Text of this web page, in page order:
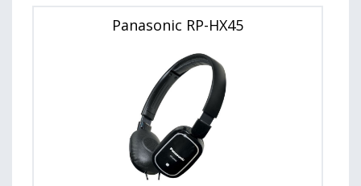
Panasonic RP-HX45